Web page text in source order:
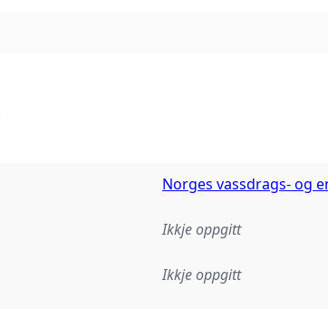
Norges vassdrags- og
Ikkje oppgitt
Ikkje oppgitt